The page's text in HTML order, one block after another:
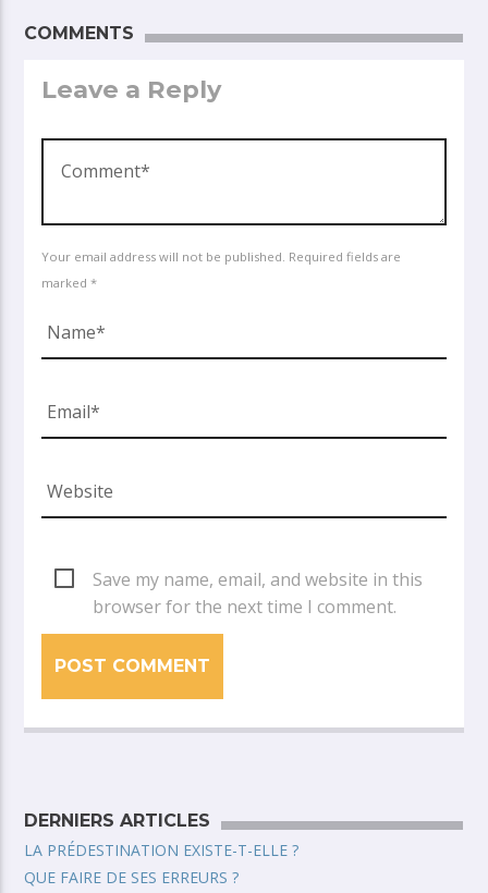
COMMENTS
Leave a Reply
Your email address will not be published. Required fields are
marked *
Save my name, email, and website in this
browser for the next time I comment.
DERNIERS ARTICLES
LA PRÉDESTINATION EXISTE-T-ELLE ?
QUE FAIRE DE SES ERREURS ?